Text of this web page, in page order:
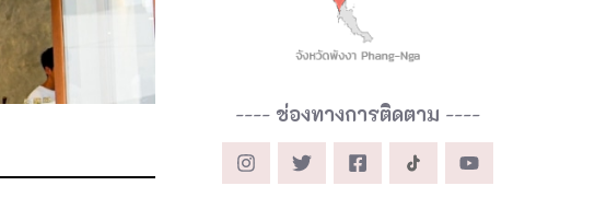
---- ช่องทางการติดตาม ----